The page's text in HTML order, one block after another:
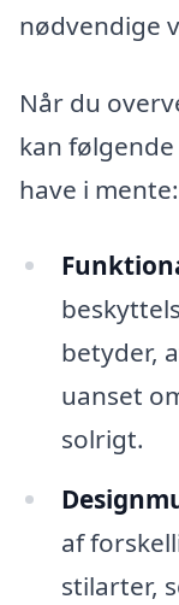
nødvendige
Når du
kan
have i mente:
betyder,
uanset
solrigt.
af
stilarter,